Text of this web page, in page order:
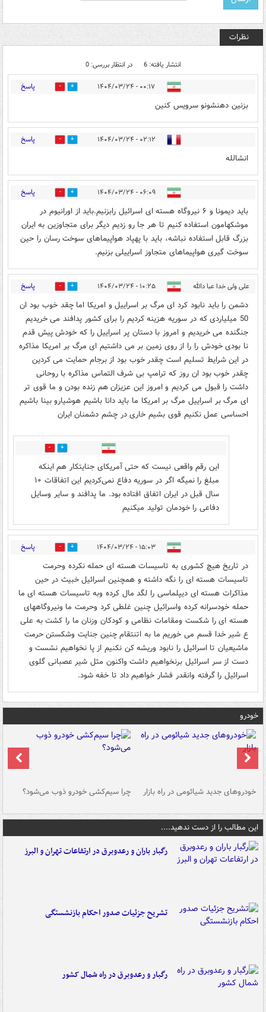
نظرات
انتشار یافته: 6 در انتظار بررسی: 0
۰۰:۱۷ - ۱۴۰۴/۰۳/۲۴ 5 پاسخ
بزنین دهنشونو سرویس کنین
۰۲:۱۲ - ۱۴۰۴/۰۳/۲۴ 4 پاسخ
انشالله
۰۶:۰۹ - ۱۴۰۴/۰۳/۲۴ 4 پاسخ
باید دیمونا و ۶ نیروگاه هسته ای اسرائیل رابزنیم.باید از اورانیوم در
موشکهامون استفاده کنیم تا هر جا رو زدیم دیگر برای متجاوزین به ایران
بزرگ قابل استفاده نباشه، باید با پهپاد هواپیماهای سوخت رسان را حین
سوخت گیری هواپیماهای متجاوز اسراییلی بزنیم.
علی ولی خدا عبا دالله ۱۰:۲۵ - ۱۴۰۴/۰۳/۲۴ 1 پاسخ
دشمن را باید نابود کرد ای مرگ بر اسراییل و امریکا اما چقد خوب بود ان
50 میلیاردی که در سوریه هزینه کردیم را برای کشور پدافند می خریدیم
جنگنده می خریدیم و امروز با دستان پر اسراییل را که خودش پیش قدم
نا بودی خودش را را از روی زمین بر می داشتیم ای مرگ بر امریکا مذاکره
در این شرایط تسلیم است چقدر خوب بود از برجام حمایت می کردین
چقدر خوب بود ان روز که ترامپ بی شرف التماس مذاکره با روحانی
داشت را قبول می کردیم و امروز این عزیزان هم زنده بودن و ما قوی تر
ای مرگ بر اسراییل مرگ بر امریکا ما باید دانا باشیم هوشیارو بینا باشیم
احساسی عمل نکنیم قوی بشیم خاری در چشم دشمنان ایران
0
این رقم واقعی نیست که حتی آمریکای جنایتکار هم اینکه
مبلغ را نمیگه اگر در سوریه دفاع نمی‌کردیم این اتفاقات ۱۰
سال قبل در ایران اتفاق افتاده بود. ما پدافند و سایر وسایل
دفاعی را خودمان تولید میکنیم
۱۵:۰۳ - ۱۴۰۴/۰۳/۲۴ 0 پاسخ
در تاریخ هیچ کشوری به تاسیسات هسته ای حمله نکرده وحرمت
تاسیسات هسته ای را نگه داشته و همچنین اسرائیل خبیث در حین
مذاکرات هسته ای دیپلماسی را لگد مال کرده وبه تاسیسات هسته ای ما
حمله خودسرانه کرده واسرائیل چنین غلطی کرد وحرمت ما ونیروگاههای
هسته ای را شکست ومقامات نظامی و کودکان وزنان ما را کشت به علی
ع شیر خدا قسم می خوریم ما به اتنتقام چنین جنایت وشکستن حرمت
ماشیعیان تا اسرائیل را نابود وریشه کن نکنیم از پا نخواهیم نشست و
دست از سر اسرائیل برنخواهیم داشت واکنون مثل شیر عصبانی گلوی
اسرائیل را گرفته وانقدر فشار خواهیم داد تا خفه شود.
خودرو
خودروهای جدید شیائومی در راه بازار چرا سیم‌کشی خودرو ذوب می‌شود؟
این مطالب را از دست ندهید....
رگبار باران و رعدوبرق در ارتفاعات تهران و البرز
تشریح جزئیات صدور احکام بازنشستگی
رگبار و رعدوبرق در راه شمال کشور